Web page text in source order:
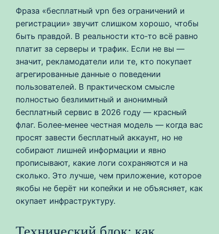
Фраза «бесплатный vpn без ограничений и
регистрации» звучит слишком хорошо, чтобы
быть правдой. В реальности кто‑то всё равно
платит за серверы и трафик. Если не вы —
значит, рекламодатели или те, кто покупает
агрегированные данные о поведении
пользователей. В практическом смысле
полностью безлимитный и анонимный
бесплатный сервис в 2026 году — красный
флаг. Более‑менее честная модель — когда вас
просят завести бесплатный аккаунт, но не
собирают лишней информации и явно
прописывают, какие логи сохраняются и на
сколько. Это лучше, чем приложение, которое
якобы не берёт ни копейки и не объясняет, как
окупает инфраструктуру.